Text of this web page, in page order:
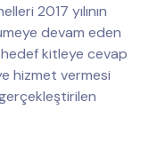
2017 yılının
devam eden
kitleye cevap
hizmet vermesi